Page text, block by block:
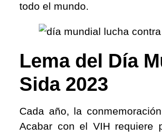
todo el mundo.
Lema del Día
Sida 2023
Cada año, la
Acabar con el VIH requiere